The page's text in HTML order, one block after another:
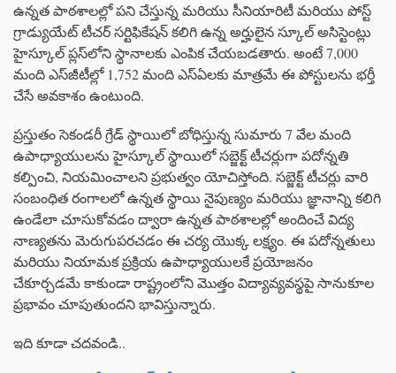
ఉన్నత పాఠశాలల్లో పని చేస్తున్న మరియు సీనియారిటీ మరియు పోస్ట్
గ్రాడ్యుయేట్ టీచర్ సర్టిఫికేషన్ కలిగి ఉన్న అర్హులైన స్కూల్ అసిస్టెంట్లు
హైస్కూల్ ప్లస్‌లోని స్థానాలకు ఎంపిక చేయబడతారు. అంటే 7,000
మంది ఎస్‌జీటీల్లో 1,752 మంది ఎస్‌ఏలకు మాత్రమే ఈ పోస్టులను భర్తీ
చేసే అవకాశం ఉంటుంది.
ప్రస్తుతం సెకండరీ గ్రేడ్ స్థాయిలో బోధిస్తున్న సుమారు 7 వేల మంది
ఉపాధ్యాయులను హైస్కూల్ స్థాయిలో సబ్జెక్ట్ టీచర్లుగా పదోన్నతి
కల్పించి, నియమించాలని ప్రభుత్వం యోచిస్తోంది. సబ్జెక్ట్ టీచర్లు వారి
సంబంధిత రంగాలలో ఉన్నత స్థాయి నైపుణ్యం మరియు జ్ఞానాన్ని కలిగి
ఉండేలా చూసుకోవడం ద్వారా ఉన్నత పాఠశాలల్లో అందించే విద్య
నాణ్యతను మెరుగుపరచడం ఈ చర్య యొక్క లక్ష్యం. ఈ పదోన్నతులు
మరియు నియామక ప్రక్రియ ఉపాధ్యాయులకే ప్రయోజనం
చేకూర్చడమే కాకుండా రాష్ట్రంలోని మొత్తం విద్యావ్యవస్థపై సానుకూల
ప్రభావం చూపుతుందని భావిస్తున్నారు.
ఇది కూడా చదవండి..